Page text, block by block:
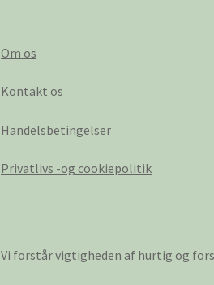
Om os
Kontakt os
Handelsbetingelser
Privatlivs -og cookiepolitik
Vi forstår vigtigheden af hurtig og